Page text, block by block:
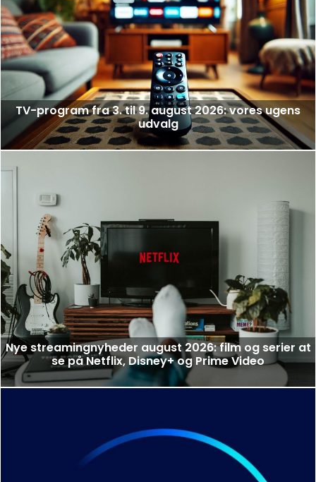
TV-program fra 3. til 9. august 2026: vores ugens
udvalg
Nye streamingnyheder august 2026: film og serier at
se på Netflix, Disney+ og Prime Video